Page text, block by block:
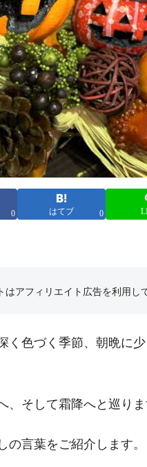
0 はてブ 0
はアフィリエイト広告を利用し
く色づく季節、朝晩に
そして霜降へと巡りま
言葉をご紹介します。